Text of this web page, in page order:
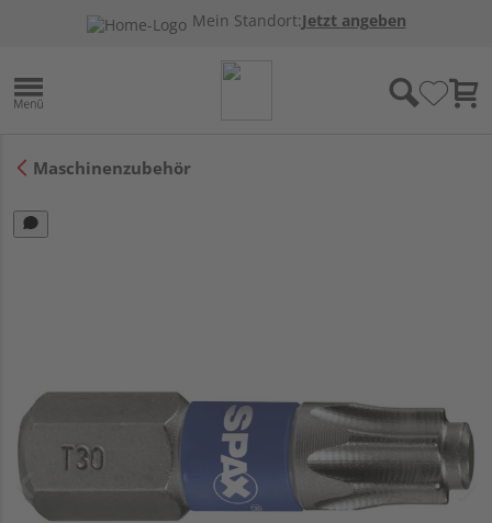
Mein Standort:Jetzt angeben
Maschinenzubehör